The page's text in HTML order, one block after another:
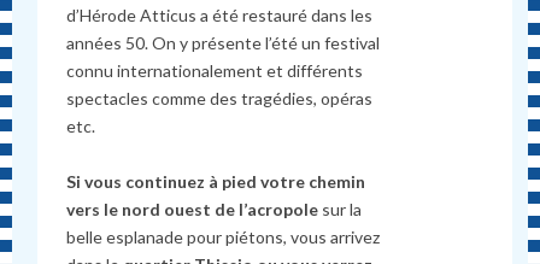
d’Hérode Atticus a été restauré dans les
années 50. On y présente l’été un festival
connu internationalement et différents
spectacles comme des tragédies, opéras
etc.
Si vous continuez à pied votre chemin
vers le nord ouest de l’acropole sur la
belle esplanade pour piétons, vous arrivez